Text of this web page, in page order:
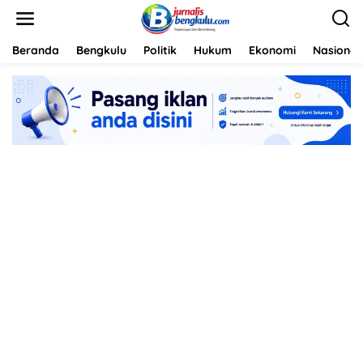
Beranda Bengkulu Politik Hukum Ekonomi Nasional